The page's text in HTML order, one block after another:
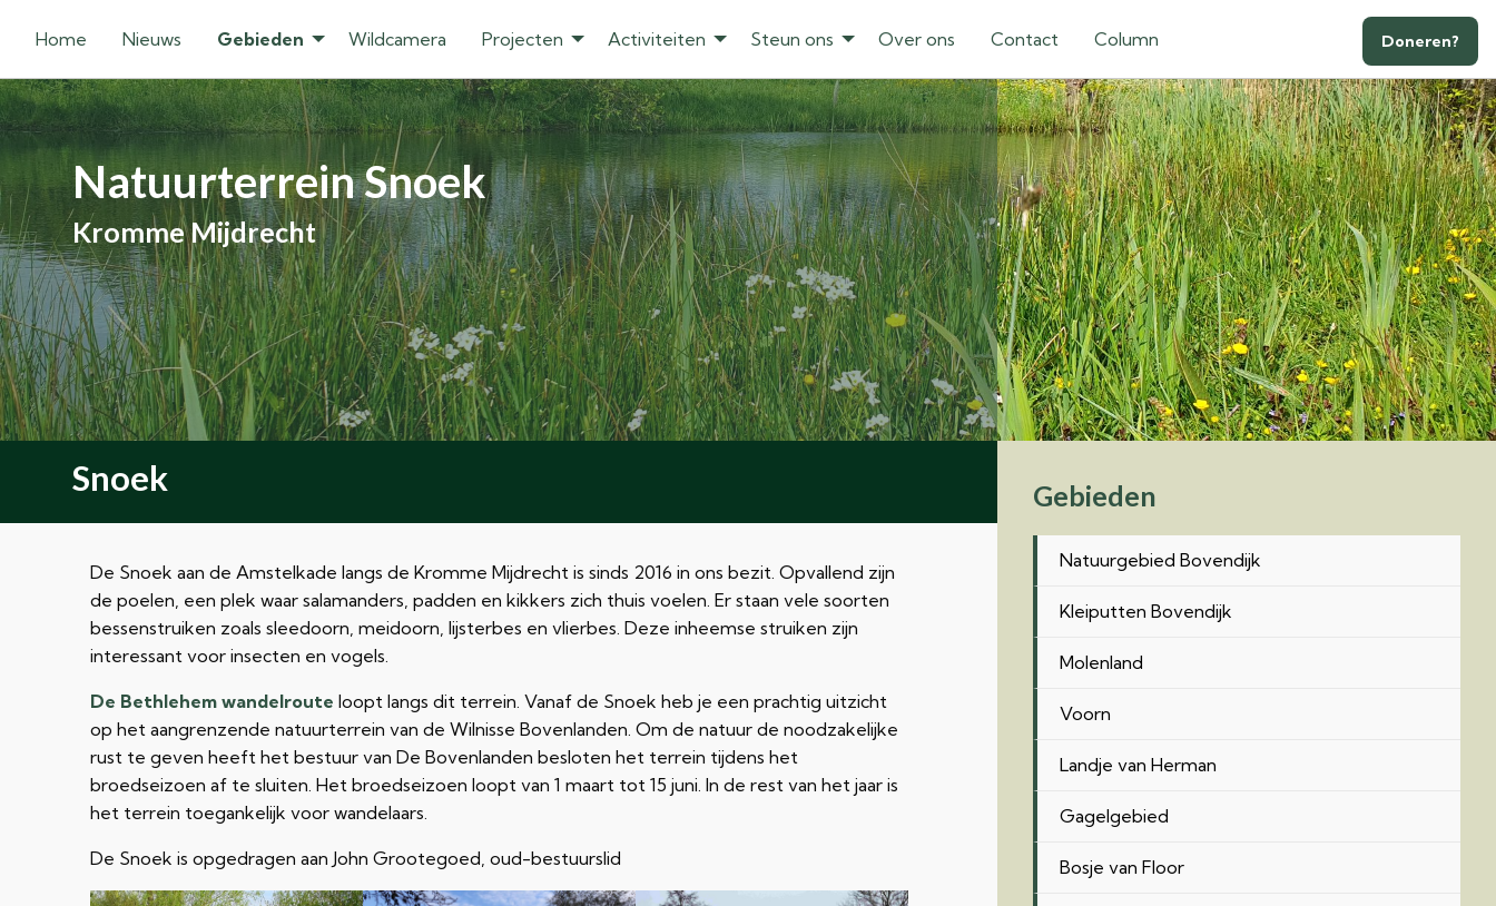
Home Nieuws Gebieden Wildcamera Projecten Activiteiten Steun ons Over ons Contact Column Doneren?
Natuurterrein Snoek
Kromme Mijdrecht
Snoek
De Snoek aan de Amstelkade langs de Kromme Mijdrecht is sinds 2016 in ons bezit. Opvallend zijn
de poelen, een plek waar salamanders, padden en kikkers zich thuis voelen. Er staan vele soorten
bessenstruiken zoals sleedoorn, meidoorn, lijsterbes en vlierbes. Deze inheemse struiken zijn
interessant voor insecten en vogels.
De Bethlehem wandelroute loopt langs dit terrein. Vanaf de Snoek heb je een prachtig uitzicht
op het aangrenzende natuurterrein van de Wilnisse Bovenlanden. Om de natuur de noodzakelijke
rust te geven heeft het bestuur van De Bovenlanden besloten het terrein tijdens het
broedseizoen af te sluiten. Het broedseizoen loopt van 1 maart tot 15 juni. In de rest van het jaar is
het terrein toegankelijk voor wandelaars.
De Snoek is opgedragen aan John Grootegoed, oud-bestuurslid
Gebieden
Natuurgebied Bovendijk
Kleiputten Bovendijk
Molenland
Voorn
Landje van Herman
Gagelgebied
Bosje van Floor